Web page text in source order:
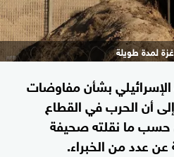
لمدة طويلة
بشأن مفاوضات
أن الحرب في القطاع
حسب ما نقلته صحيفة
عن عدد من الخبراء.